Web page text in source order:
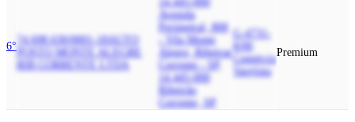
6°
74.698.630/0001-18AUTO
POSTO MONTE ALEGRE
RIB CORRENTE LTDA
Avenida
Perimetral, 800
- Vila Monte
Alegre, Ribeirao
Corrente - SP,
14.445-000
Ribeirão
Corrente, SP
G-4731-
8/00
Comércio
Varejista
Premium